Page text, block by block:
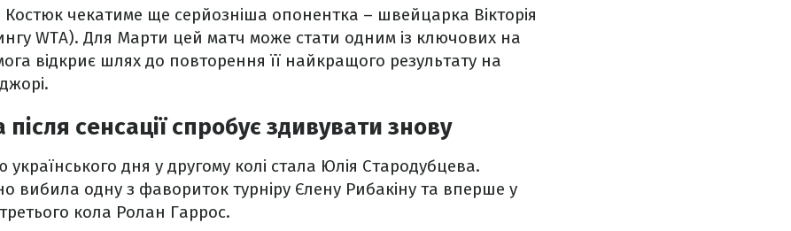
Костюк чекатиме ще серйозніша опонентка – швейцарка Вікторія
WTA). Для Марти цей матч може стати одним із ключових на
відкриє шлях до повторення її найкращого результату на
сенсації спробує здивувати знову
дня у другому колі стала Юлія Стародубцева.
вибила одну з фавориток турніру Єлену Рибакіну та вперше у
кола Ролан Гаррос.